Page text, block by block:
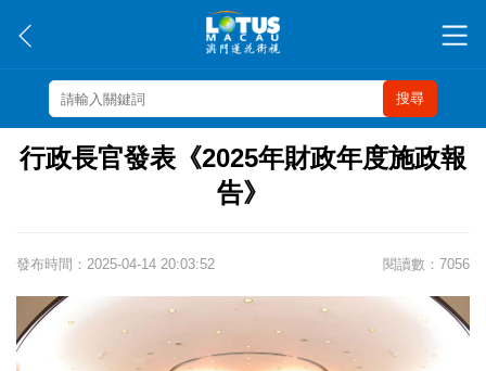
搜尋
行政長官發表《2025年財政年度施政報
告》
發布時間：2025-04-14 20:03:52 閱讀數：7056